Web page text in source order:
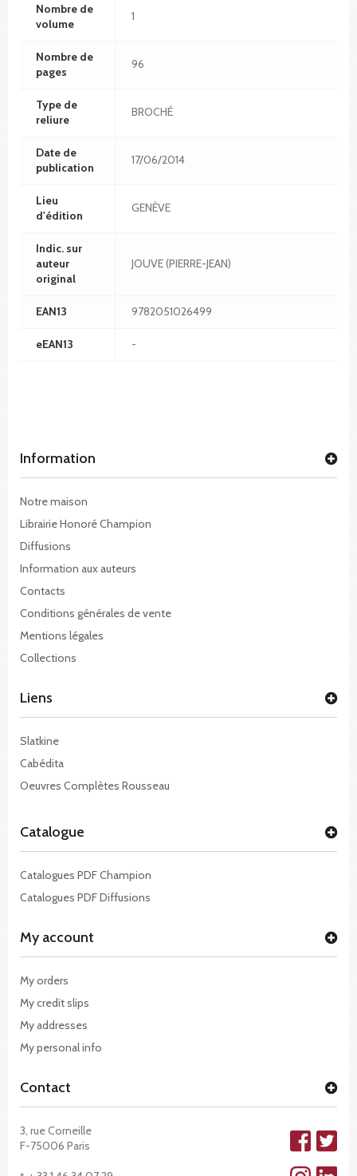
Nombre de
volume
1
Nombre de
pages
96
Type de
reliure
BROCHÉ
Date de
publication
17/06/2014
Lieu
d'édition
GENÈVE
Indic. sur
auteur
original
JOUVE (PIERRE-JEAN)
EAN13 9782051026499
eEAN13 -
Information
Notre maison
Librairie Honoré Champion
Diffusions
Information aux auteurs
Contacts
Conditions générales de vente
Mentions légales
Collections
Liens
Slatkine
Cabédita
Oeuvres Complètes Rousseau
Catalogue
Catalogues PDF Champion
Catalogues PDF Diffusions
My account
My orders
My credit slips
My addresses
My personal info
Contact
3, rue Corneille
F-75006 Paris